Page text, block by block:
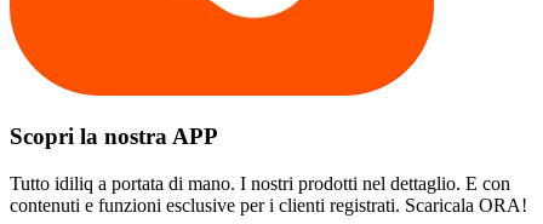
Scopri la nostra APP
Tutto idiliq a portata di mano. I nostri prodotti nel dettaglio. E con
contenuti e funzioni esclusive per i clienti registrati. Scaricala ORA!